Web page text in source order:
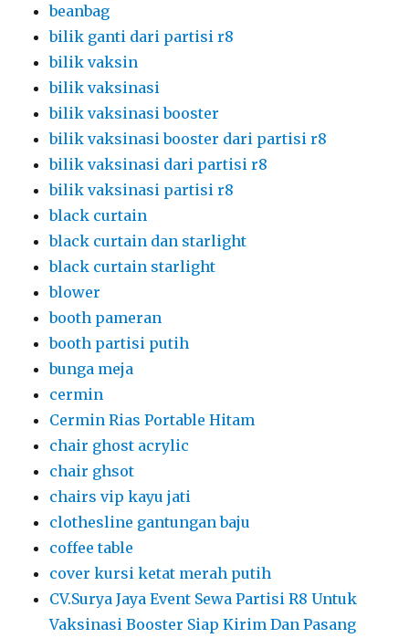
beanbag
bilik ganti dari partisi r8
bilik vaksin
bilik vaksinasi
bilik vaksinasi booster
bilik vaksinasi booster dari partisi r8
bilik vaksinasi dari partisi r8
bilik vaksinasi partisi r8
black curtain
black curtain dan starlight
black curtain starlight
blower
booth pameran
booth partisi putih
bunga meja
cermin
Cermin Rias Portable Hitam
chair ghost acrylic
chair ghsot
chairs vip kayu jati
clothesline gantungan baju
coffee table
cover kursi ketat merah putih
CV.Surya Jaya Event Sewa Partisi R8 Untuk
Vaksinasi Booster Siap Kirim Dan Pasang